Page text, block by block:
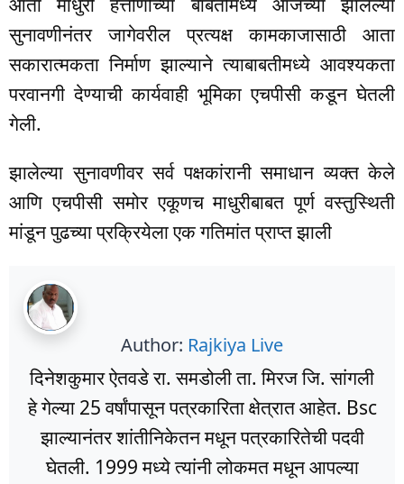
सुनावणीनंतर जागेवरील प्रत्यक्ष कामकाजासाठी आता
सकारात्मकता निर्माण झाल्याने त्याबाबतीमध्ये आवश्यकता
परवानगी देण्याची कार्यवाही भूमिका एचपीसी कडून घेतली
गेली.
झालेल्या सुनावणीवर सर्व पक्षकांरानी समाधान व्यक्त केले
आणि एचपीसी समोर एकूणच माधुरीबाबत पूर्ण वस्तुस्थिती
मांडून पुढच्या प्रक्रियेला एक गतिमांत प्राप्त झाली
Author: Rajkiya Live
दिनेशकुमार ऐतवडे रा. समडोली ता. मिरज जि. सांगली
हे गेल्या 25 वर्षांपासून पत्रकारिता क्षेत्रात आहेत. Bsc
झाल्यानंतर शांतीनिकेतन मधून पत्रकारितेची पदवी
घेतली. 1999 मध्ये त्यांनी लोकमत मधून आपल्या